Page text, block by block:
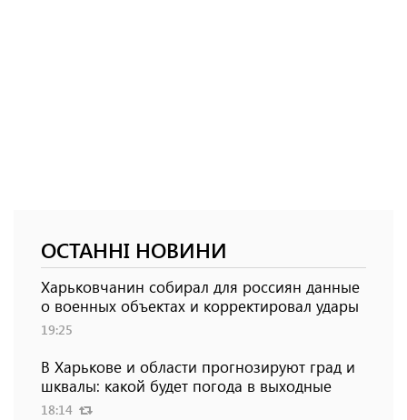
ОСТАННІ НОВИНИ
Харьковчанин собирал для россиян данные
о военных объектах и ​​корректировал удары
19:25
В Харькове и области прогнозируют град и
шквалы: какой будет погода в выходные
18:14